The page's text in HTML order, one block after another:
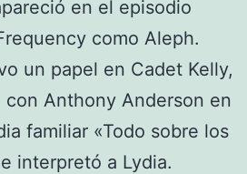
en el episodio
como Aleph.
un papel en Cadet Kelly,
Anthony Anderson en
familiar «Todo sobre los
interpretó a Lydia.